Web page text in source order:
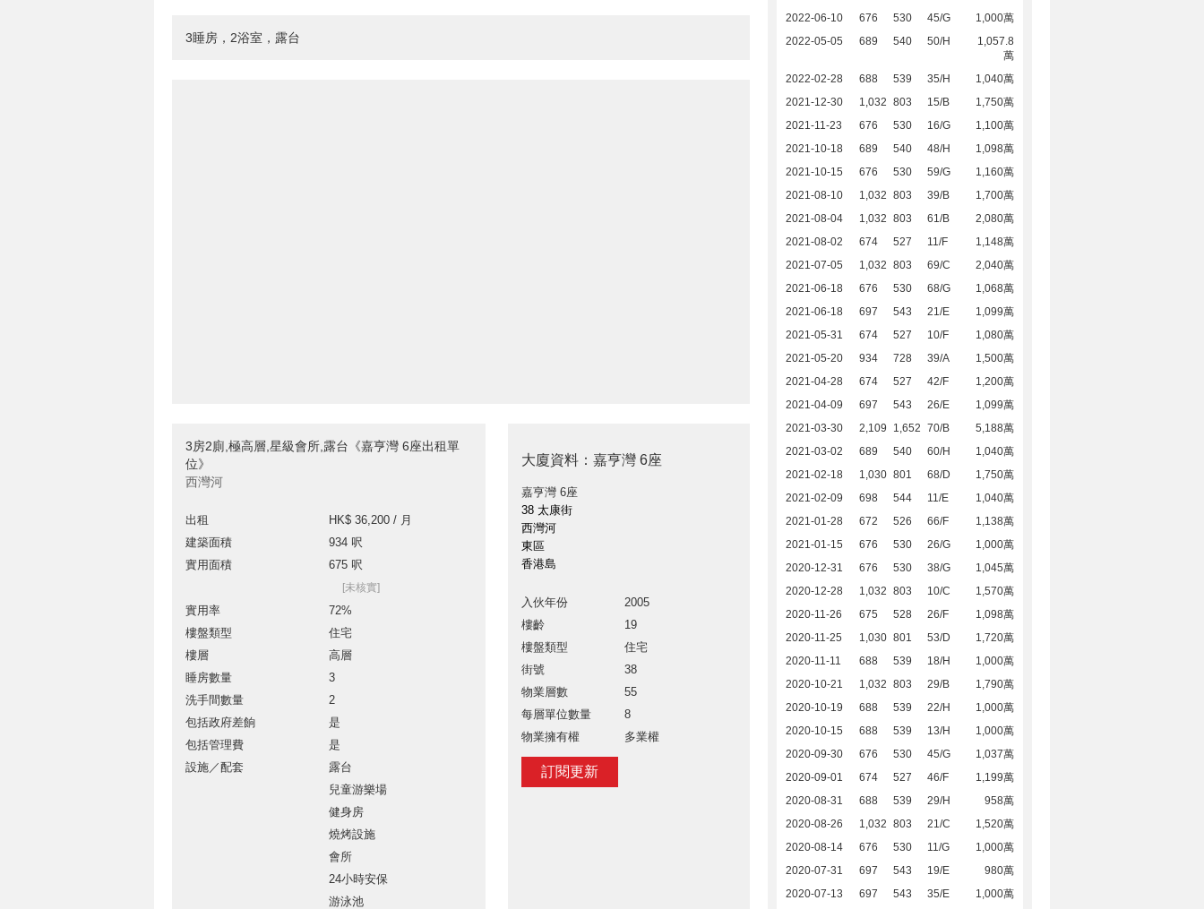
3睡房，2浴室，露台
3房2廁,極高層,星級會所,露台《嘉亨灣 6座出租單
位》
西灣河
出租
HK$ 36,200 / 月
建築面積
934 呎
實用面積
675 呎
[未核實]
實用率
72%
樓盤類型
住宅
樓層
高層
睡房數量
3
洗手間數量
2
包括政府差餉
是
包括管理費
是
設施／配套
露台
兒童游樂場
健身房
燒烤設施
會所
24小時安保
游泳池
大廈資料：嘉亨灣 6座
嘉亨灣 6座
38 太康街
西灣河
東區
香港島
入伙年份
2005
樓齡
19
樓盤類型
住宅
街號
38
物業層數
55
每層單位數量
8
物業擁有權
多業權
訂閱更新
2022-06-10
676 530 45/G
1,000萬
2022-05-05
689 540 50/H
1,057.8
萬
2022-02-28
688 539 35/H
1,040萬
2021-12-30
1,032 803 15/B
1,750萬
2021-11-23
676 530 16/G
1,100萬
2021-10-18
689 540 48/H
1,098萬
2021-10-15
676 530 59/G
1,160萬
2021-08-10
1,032 803 39/B
1,700萬
2021-08-04
1,032 803 61/B
2,080萬
2021-08-02
674 527 11/F
1,148萬
2021-07-05
1,032 803 69/C
2,040萬
2021-06-18
676 530 68/G
1,068萬
2021-06-18
697 543 21/E
1,099萬
2021-05-31
674 527 10/F
1,080萬
2021-05-20
934 728 39/A
1,500萬
2021-04-28
674 527 42/F
1,200萬
2021-04-09
697 543 26/E
1,099萬
2021-03-30
2,109 1,652 70/B
5,188萬
2021-03-02
689 540 60/H
1,040萬
2021-02-18
1,030 801 68/D
1,750萬
2021-02-09
698 544 11/E
1,040萬
2021-01-28
672 526 66/F
1,138萬
2021-01-15
676 530 26/G
1,000萬
2020-12-31
676 530 38/G
1,045萬
2020-12-28
1,032 803 10/C
1,570萬
2020-11-26
675 528 26/F
1,098萬
2020-11-25
1,030 801 53/D
1,720萬
2020-11-11
688 539 18/H
1,000萬
2020-10-21
1,032 803 29/B
1,790萬
2020-10-19
688 539 22/H
1,000萬
2020-10-15
688 539 13/H
1,000萬
2020-09-30
676 530 45/G
1,037萬
2020-09-01
674 527 46/F
1,199萬
2020-08-31
688 539 29/H
958萬
2020-08-26
1,032 803 21/C
1,520萬
2020-08-14
676 530 11/G
1,000萬
2020-07-31
697 543 19/E
980萬
2020-07-13
697 543 35/E
1,000萬